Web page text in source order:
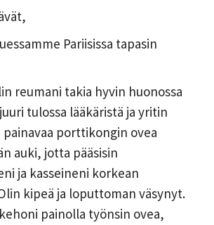
Pariisissa tapasin
reumani takia hyvin huonossa
tulossa lääkäristä ja yritin
painavaa porttikongin ovea
auki, jotta pääsisin
ja kasseineni korkean
kipeä ja loputtoman väsynyt.
painolla työnsin ovea,